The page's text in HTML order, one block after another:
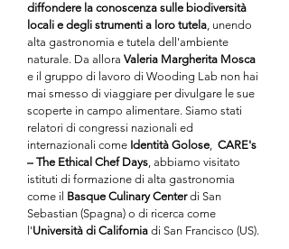
diffondere la conoscenza sulle biodiversità
locali e degli strumenti a loro tutela, unendo
alta gastronomia e tutela dell'ambiente
naturale. Da allora Valeria Margherita Mosca
e il gruppo di lavoro di Wooding Lab non hai
mai smesso di viaggiare per divulgare le sue
scoperte in campo alimentare. Siamo stati
relatori di congressi nazionali ed
internazionali come Identità Golose, CARE's
– The Ethical Chef Days, abbiamo visitato
istituti di formazione di alta gastronomia
come il Basque Culinary Centerdi San
Sebastian (Spagna) o di ricerca come
l'Università di California di San Francisco (US).